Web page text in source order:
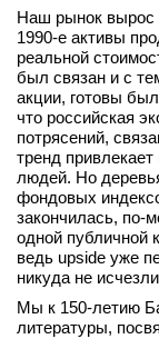
Наш рынок вырос
1990‑е активы
реальной
был связан и с
акции, готовы
что российская
потрясений,
тренд
людей. Но
фондовых
закончилась,
одной публичной
ведь upside уже
никуда не
Мы к 150‑летию
литературы,